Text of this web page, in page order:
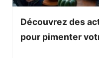
Découvrez des
pour pimenter